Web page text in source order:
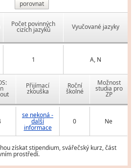
porovnat
Počet povinných
cizích jazyků Vyučované jazyky
1 A, N
Přijímací
zkouška
Roční
školné
Možnost
studia pro
ZP
se nekoná -
další
informace
0 Ne
získat stipendium, svářečský kurz, část
prostředí.